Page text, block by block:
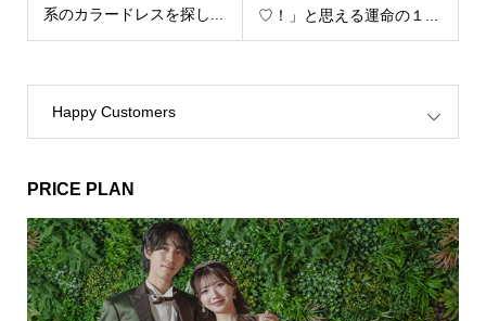
系のカラードレスを探し...
♡！」と思える運命の１...
Happy Customers
PRICE PLAN